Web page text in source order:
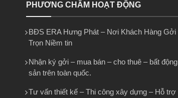
PHƯƠNG CHÂM HOẠT ĐỘNG
BĐS ERA Hưng Phát – Nơi Khách Hàng Gởi
Trọn Niềm tin
Nhận ký gởi – mua bán – cho thuê – bất động
sản trên toàn quốc.
Tư vấn thiết kế – Thi công xây dựng – Hỗ trợ